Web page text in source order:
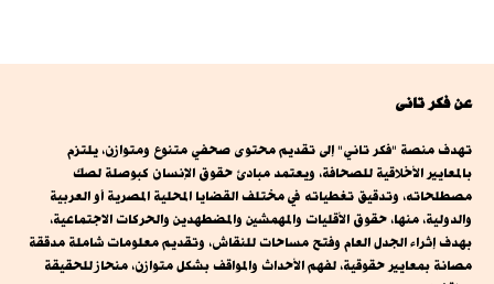
عن فكر تانى
تهدف منصة "فكر تاني" إلى تقديم محتوى صحفي متنوع ومتوازن، يلتزم
بالمعايير الأخلاقية للصحافة، ويعتمد مبادئ حقوق الإنسان كبوصلة لصك
مصطلحاته، وتدقيق تغطياته في مختلف القضايا المحلية المصرية أو العربية
والدولية، منها، حقوق الأقليات والمهمشين والمضطهدين والحركات الاجتماعية،
بهدف إثراء الجدل العام وفتح مساحات للنقاش، وتقديم معلومات شاملة مدققة
مصانة بمعايير حقوقية، لفهم الأحداث والمواقف بشكل متوازن، منحاز للحقيقة